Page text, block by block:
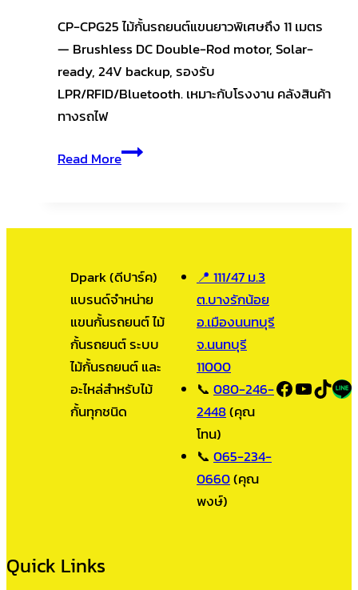
CP-CPG25 ไม้กั้นรถยนต์แขนยาวพิเศษถึง 11 เมตร
— Brushless DC Double-Rod motor, Solar-
ready, 24V backup, รองรับ
LPR/RFID/Bluetooth. เหมาะกับโรงงาน คลังสินค้า
ทางรถไฟ
Read MoreCP-
ยาว
11
เมตร
—
Heavy-
Duty
Boom
โรงงาน+อุตสาหกรรม
Dpark (ดีปาร์ค)
แบรนด์จำหน่าย
แขนกั้นรถยนต์ ไม้
กั้นรถยนต์ ระบบ
ไม้กั้นรถยนต์ และ
อะไหล่สำหรับไม้
กั้นทุกชนิด
📍 111/47 ม.3
ต.บางรักน้อย
อ.เมืองนนทบุรี
จ.นนทบุรี
11000
📞 080-246-
2448(คุณ
โทน)
📞 065-234-
0660(คุณ
พงษ์)
Facebook
Quick Links